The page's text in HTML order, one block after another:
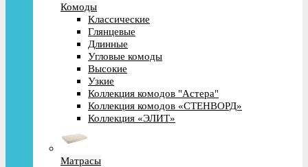
Комоды
Классические
Глянцевые
Длинные
Угловые комоды
Высокие
Узкие
Коллекция комодов "Астера"
Коллекция комодов «СТЕНВОРД»
Коллекция «ЭЛИТ»
Матрасы